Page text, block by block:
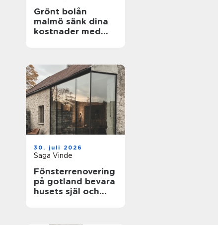
Grönt bolån
malmö sänk dina
kostnader med
30. juli 2026
Saga Vinde
Fönsterrenovering
på gotland bevara
husets själ och